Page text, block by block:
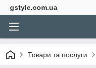
gstyle.com.ua
Товари та послуги